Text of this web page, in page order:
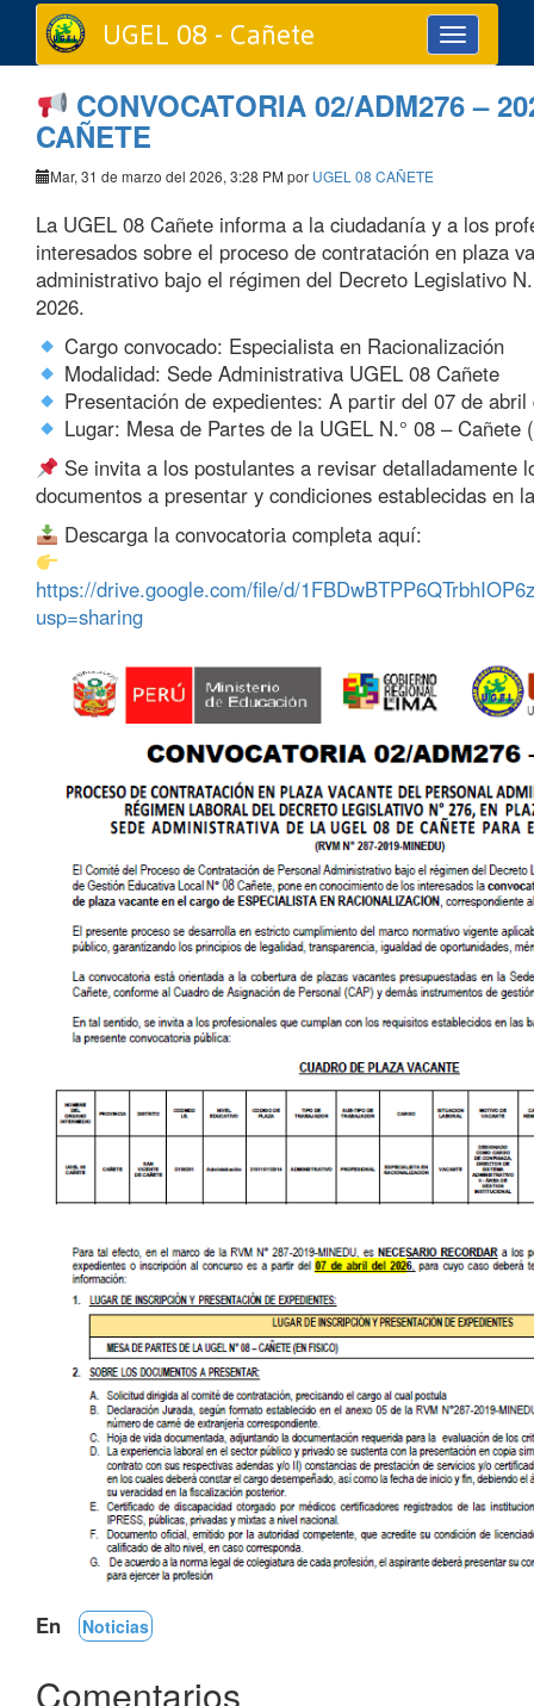
Toggle
navigation
UGEL 08 - Cañete
CONVOCATORIA 02/ADM276 –
CAÑETE
Mar, 31 de marzo del 2026, 3:28 PM por UGEL 08 CAÑETE
La UGEL 08 Cañete informa a la ciudadanía y a los
interesados sobre el proceso de contratación en plaza
administrativo bajo el régimen del Decreto Legislativo
2026.
Cargo convocado: Especialista en Racionalización
Modalidad: Sede Administrativa UGEL 08 Cañete
Presentación de expedientes: A partir del 07 de abril
Lugar: Mesa de Partes de la UGEL N.° 08 – Cañete
Se invita a los postulantes a revisar detalladamente
documentos a presentar y condiciones establecidas en
Descarga la convocatoria completa aquí:
https://drive.google.com/file/d/
usp=sharing
En Noticias
Comentarios